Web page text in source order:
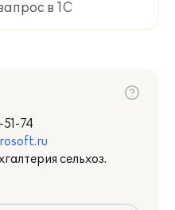
в 1С
74
сельхоз.